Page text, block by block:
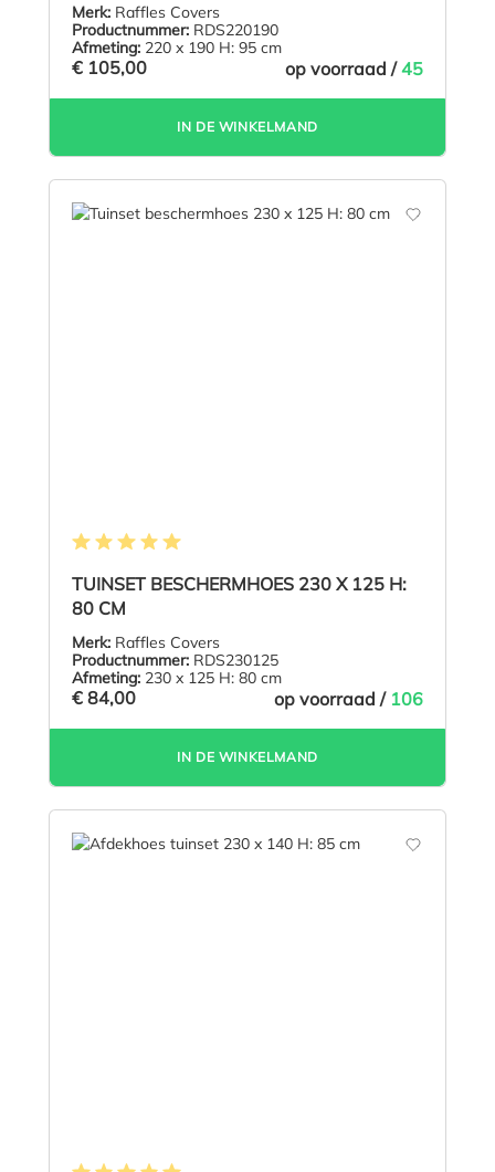
Merk: Raffles Covers
Productnummer: RDS220190
Afmeting: 220 x 190 H: 95 cm
€ 105,00 op voorraad /45
IN DE WINKELMAND
TUINSET BESCHERMHOES 230 X 125 H:
80 CM
Merk: Raffles Covers
Productnummer: RDS230125
Afmeting: 230 x 125 H: 80 cm
€ 84,00 op voorraad / 106
IN DE WINKELMAND